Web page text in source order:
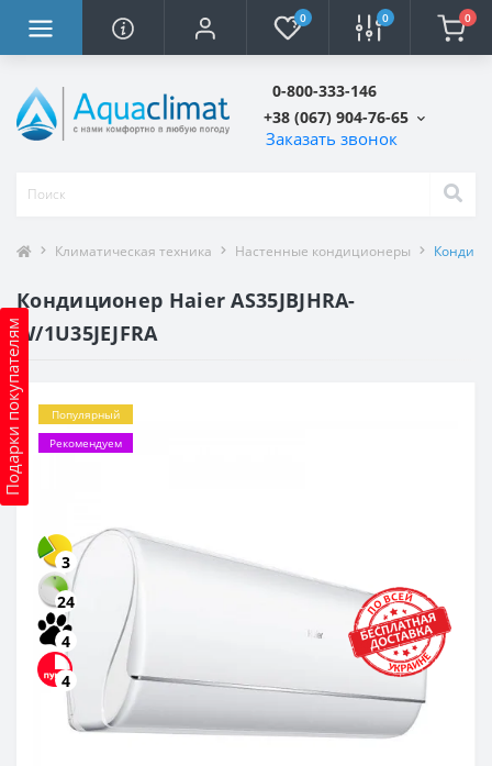
0 0 0
0-800-333-146
+38 (067) 904-76-65
Заказать звонок
Подарки покупателям
Климатическая техника Настенные кондиционеры
Кондиционер Haier AS35JBJHRA-
W/1U35JEJFRA
Популярный
Рекомендуем
3
24
4
4